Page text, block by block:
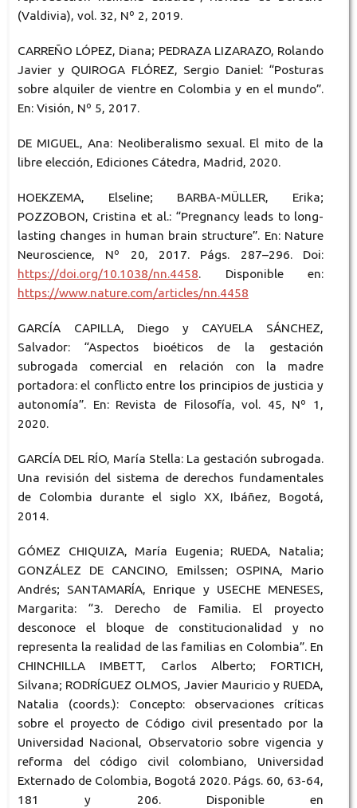
(Valdivia), vol. 32, Nº 2, 2019.
CARREÑO LÓPEZ, Diana; PEDRAZA LIZARAZO, Rolando
Javier y QUIROGA FLÓREZ, Sergio Daniel: “Posturas
sobre alquiler de vientre en Colombia y en el mundo”.
En: Visión, Nº 5, 2017.
DE MIGUEL, Ana: Neoliberalismo sexual. El mito de la
libre elección, Ediciones Cátedra, Madrid, 2020.
HOEKZEMA, Elseline; BARBA-MÜLLER, Erika;
POZZOBON, Cristina et al.: “Pregnancy leads to long-
lasting changes in human brain structure”. En: Nature
Neuroscience, Nº 20, 2017. Págs. 287–296. Doi:
https://doi.org/10.1038/nn.4458. Disponible en:
https://www.nature.com/articles/nn.4458
GARCÍA CAPILLA, Diego y CAYUELA SÁNCHEZ,
Salvador: “Aspectos bioéticos de la gestación
subrogada comercial en relación con la madre
portadora: el conflicto entre los principios de justicia y
autonomía”. En: Revista de Filosofía, vol. 45, Nº 1,
2020.
GARCÍA DEL RÍO, María Stella: La gestación subrogada.
Una revisión del sistema de derechos fundamentales
de Colombia durante el siglo XX, Ibáñez, Bogotá,
2014.
GÓMEZ CHIQUIZA, María Eugenia; RUEDA, Natalia;
GONZÁLEZ DE CANCINO, Emilssen; OSPINA, Mario
Andrés; SANTAMARÍA, Enrique y USECHE MENESES,
Margarita: “3. Derecho de Familia. El proyecto
desconoce el bloque de constitucionalidad y no
representa la realidad de las familias en Colombia”. En
CHINCHILLA IMBETT, Carlos Alberto; FORTICH,
Silvana; RODRÍGUEZ OLMOS, Javier Mauricio y RUEDA,
Natalia (coords.): Concepto: observaciones críticas
sobre el proyecto de Código civil presentado por la
Universidad Nacional, Observatorio sobre vigencia y
reforma del código civil colombiano, Universidad
Externado de Colombia, Bogotá 2020. Págs. 60, 63-64,
181 y 206. Disponible en